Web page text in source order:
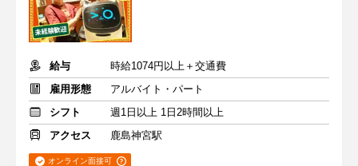
給与
時給1074円以上＋交通費
雇用形態
アルバイト・パート
シフト
週1日以上 1日2時間以上
アクセス
鹿島神宮駅
オンライン面接可